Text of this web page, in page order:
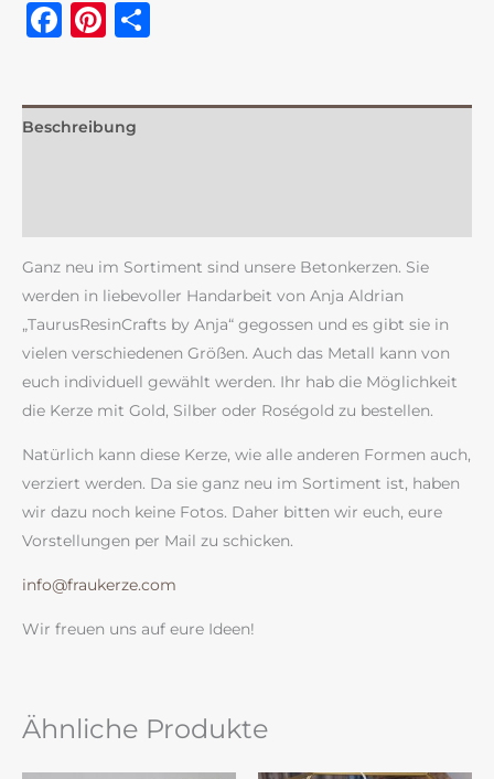
Facebook
Pinterest
Beschreibung
Ganz neu im Sortiment sind unsere Betonkerzen. Sie
werden in liebevoller Handarbeit von Anja Aldrian
„TaurusResinCrafts by Anja“ gegossen und es gibt sie in
vielen verschiedenen Größen. Auch das Metall kann von
euch individuell gewählt werden. Ihr hab die Möglichkeit
die Kerze mit Gold, Silber oder Roségold zu bestellen.
Natürlich kann diese Kerze, wie alle anderen Formen auch,
verziert werden. Da sie ganz neu im Sortiment ist, haben
wir dazu noch keine Fotos. Daher bitten wir euch, eure
Vorstellungen per Mail zu schicken.
info@fraukerze.com
Wir freuen uns auf eure Ideen!
Ähnliche Produkte